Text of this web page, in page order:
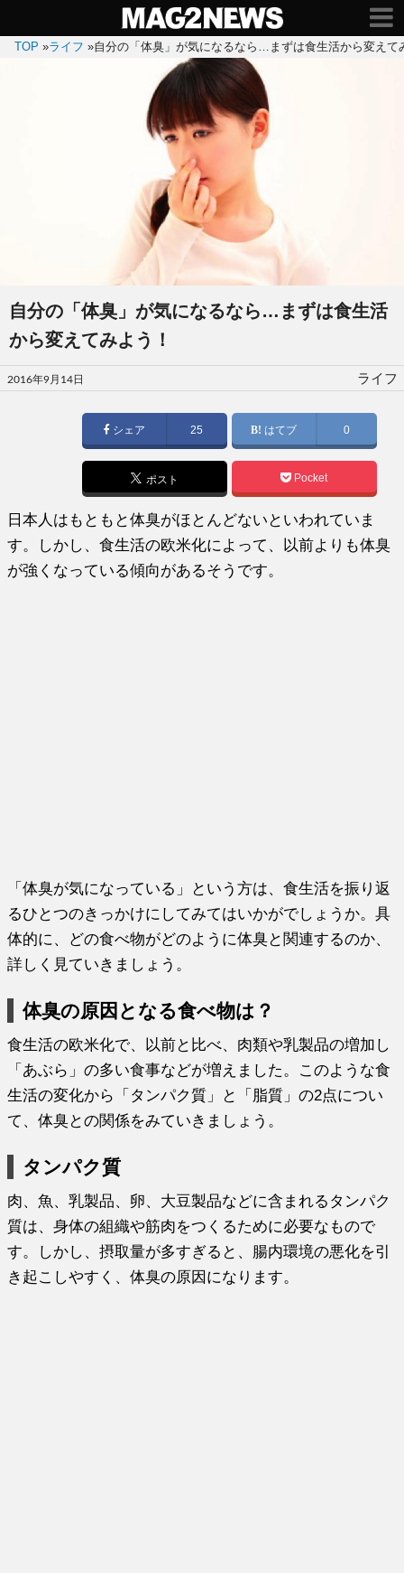
TOP »ライフ »自分の「体臭」が気になるなら…まずは食生活から変えて
自分の「体臭」が気になるなら…まずは食生活
から変えてみよう！
投
稿
2016年9月14日 ライフ
シェア 25 はてブ 0
ポスト Pocket
日本人はもともと体臭がほとんどないといわれていま
す。しかし、食生活の欧米化によって、以前よりも体臭
が強くなっている傾向があるそうです。
「体臭が気になっている」という方は、食生活を振り返
るひとつのきっかけにしてみてはいかがでしょうか。具
体的に、どの食べ物がどのように体臭と関連するのか、
詳しく見ていきましょう。
体臭の原因となる食べ物は？
食生活の欧米化で、以前と比べ、肉類や乳製品の増加し
「あぶら」の多い食事などが増えました。このような食
生活の変化から「タンパク質」と「脂質」の2点につい
て、体臭との関係をみていきましょう。
タンパク質
肉、魚、乳製品、卵、大豆製品などに含まれるタンパク
質は、身体の組織や筋肉をつくるために必要なもので
す。しかし、摂取量が多すぎると、腸内環境の悪化を引
き起こしやすく、体臭の原因になります。